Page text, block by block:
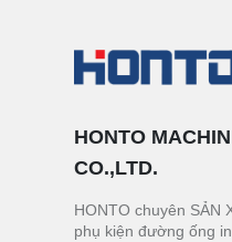
HONTO
CO.,LTD.
HONTO chuyên SẢN
phụ kiện đường ống